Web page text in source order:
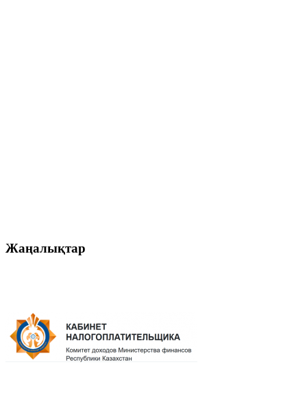
Жаңалықтар